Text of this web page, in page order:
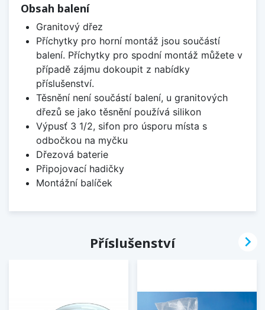
Obsah balení
Granitový dřez
Příchytky pro horní montáž jsou součástí
balení. Příchytky pro spodní montáž můžete v
případě zájmu dokoupit z nabídky
příslušenství.
Těsnění není součástí balení, u granitových
dřezů se jako těsnění používá silikon
Výpusť 3 1/2, sifon pro úsporu místa s
odbočkou na myčku
Dřezová baterie
Připojovací hadičky
Montážní balíček
Příslušenství 